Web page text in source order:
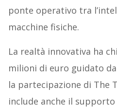
ponte operativo tra
macchine fisiche.
La realtà innovativa ha
milioni di euro guidato da
la partecipazione di The
include anche il